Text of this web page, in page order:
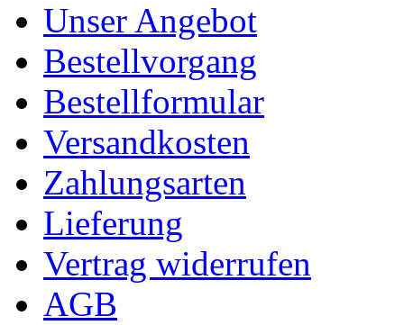
Unser Angebot
Bestellvorgang
Bestellformular
Versandkosten
Zahlungsarten
Lieferung
Vertrag widerrufen
AGB